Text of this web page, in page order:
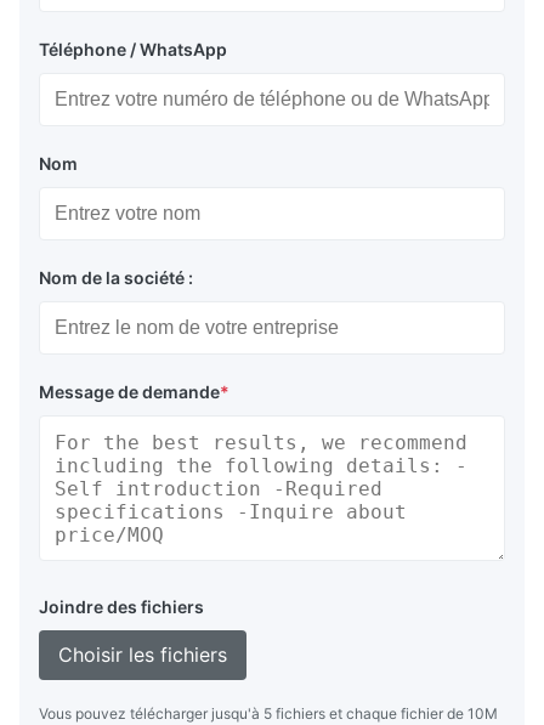
Téléphone / WhatsApp
Nom
Nom de la société :
Message de demande*
Joindre des fichiers
Choisir les fichiers
Vous pouvez télécharger jusqu'à 5 fichiers et chaque fichier de 10M